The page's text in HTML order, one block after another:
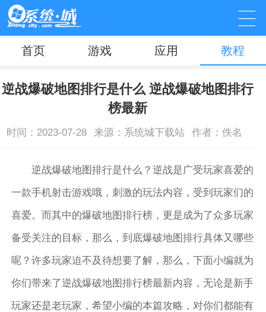
首页 游戏 应用 教程
逆战爆破地图排行是什么 逆战爆破地图排行
榜最新
时间：2023-07-28 来源：系统城下载站 作者：佚名
逆战爆破地图排行是什么？逆战是广受玩家喜爱的
一款手机射击游戏哦，刺激的玩法内容，受到玩家们的
喜爱。而其中的爆破地图排行榜，更是成为了众多玩家
备受关注的目标，那么，到底爆破地图排行具体又哪些
呢？许多玩家迫不及待想要了解，那么，下面小编就为
你们带来了逆战爆破地图排行榜最新内容，无论是新手
玩家还是老玩家，希望小编的本篇攻略，对你们都能有